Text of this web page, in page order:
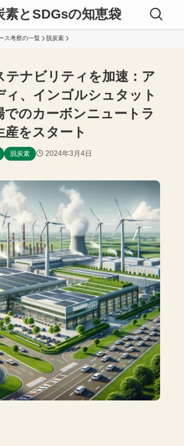
素とSDGsの知恵袋
ス考察の一覧 脱炭素
テナビリティを加速：ア
ィ、インゴルシュタット
でのカーボンニュートラ
産をスタート
脱炭素 2024年3月4日